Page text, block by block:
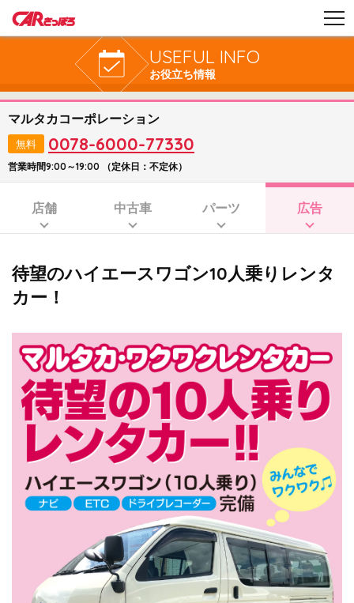
USEFUL INFO
お役立ち情報
マルタカコーポレーション
無料 0078-6000-77330
営業時間9:00～19:00 （定休日：不定休）
店舗 中古車 パーツ 広告
待望のハイエースワゴン10人乗りレンタ
カー！